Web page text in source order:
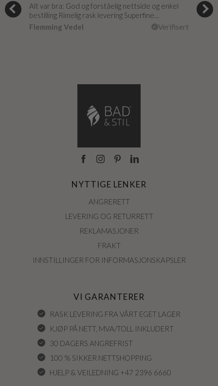
Alt var bra: God og forståelig nettside og enkel
bestilling Rimelig rask levering Superfine…
Flemming Vedel
Verifisert
Jeg
fikk
NYTTIGE LENKER
ANGRERETT
LEVERING OG RETURRETT
REKLAMASJONER
FRAKT
INNSTILLINGER FOR INFORMASJONSKAPSLER
VI GARANTERER
RASK LEVERING FRA VÅRT EGET LAGER
KJØP PÅ NETT, MVA/TOLL INKLUDERT
30 DAGERS ANGREFRIST
100 % SIKKER NETTSHOPPING
HJELP & VEILEDNING +47 2396 6660